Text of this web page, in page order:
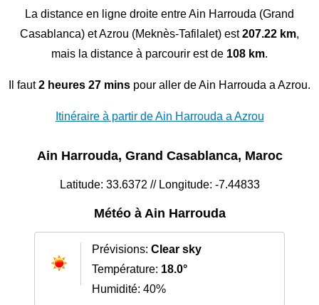
La distance en ligne droite entre Ain Harrouda (Grand
Casablanca) et Azrou (Meknès-Tafilalet) est207.22 km,
mais la distance à parcourir est de 108 km.
Il faut2 heures 27 mins pour aller de Ain Harrouda a Azrou.
Itinéraire à partir de Ain Harrouda a Azrou
Ain Harrouda, Grand Casablanca, Maroc
Latitude: 33.6372 // Longitude: -7.44833
Météo à Ain Harrouda
Prévisions: Clear sky
Température: 18.0°
Humidité: 40%